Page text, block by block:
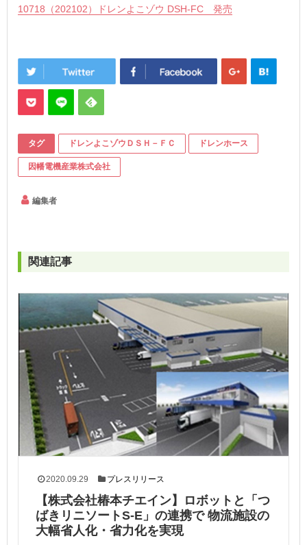
10718（202102）ドレンよこゾウ DSH-FC 発売
タグ ドレンよこゾウＤＳＨ－ＦＣ ドレンホース
因幡電機産業株式会社
編集者
関連記事
2020.09.29 プレスリリース
【株式会社椿本チエイン】ロボットと「つ
ばきリニソートS-E」の連携で 物流施設の
大幅省人化・省力化を実現